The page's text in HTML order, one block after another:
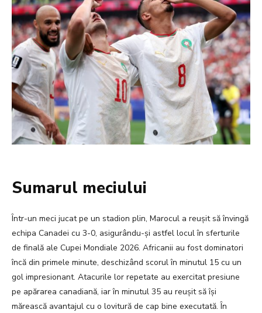
Sumarul meciului
Într-un meci jucat pe un stadion plin, Marocul a reușit să învingă
echipa Canadei cu 3-0, asigurându-și astfel locul în sferturile
de finală ale Cupei Mondiale 2026. Africanii au fost dominatori
încă din primele minute, deschizând scorul în minutul 15 cu un
gol impresionant. Atacurile lor repetate au exercitat presiune
pe apărarea canadiană, iar în minutul 35 au reușit să își
mărească avantajul cu o lovitură de cap bine executată. În